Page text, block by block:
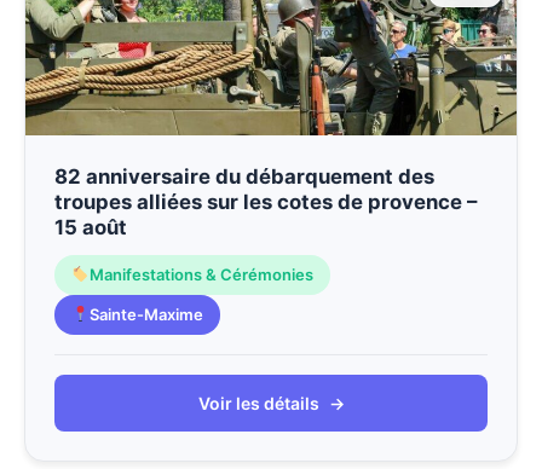
82 anniversaire du débarquement des
troupes alliées sur les cotes de provence –
15 août
Manifestations & Cérémonies
Sainte-Maxime
Voir les détails →